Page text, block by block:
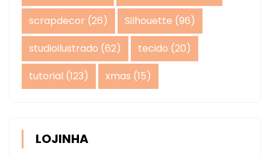
scrapdecor (26) Silhouette (96)
studioilustrado (62) tecido (20)
tutorial (123) xmas (15)
LOJINHA